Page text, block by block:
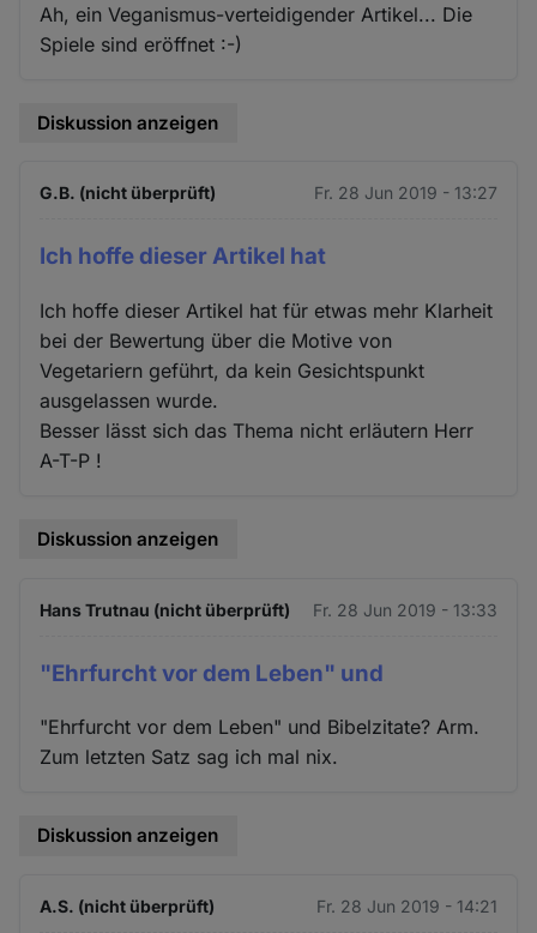
Ah, ein Veganismus-verteidigender Artikel... Die
Spiele sind eröffnet :-)
Diskussion anzeigen
G.B. (nicht überprüft) Fr. 28 Jun 2019 - 13:27
Ich hoffe dieser Artikel hat
Ich hoffe dieser Artikel hat für etwas mehr Klarheit
bei der Bewertung über die Motive von
Vegetariern geführt, da kein Gesichtspunkt
ausgelassen wurde.
Besser lässt sich das Thema nicht erläutern Herr
A-T-P !
Diskussion anzeigen
Hans Trutnau (nicht überprüft) Fr. 28 Jun 2019 - 13:33
"Ehrfurcht vor dem Leben" und
"Ehrfurcht vor dem Leben" und Bibelzitate? Arm.
Zum letzten Satz sag ich mal nix.
Diskussion anzeigen
A.S. (nicht überprüft) Fr. 28 Jun 2019 - 14:21